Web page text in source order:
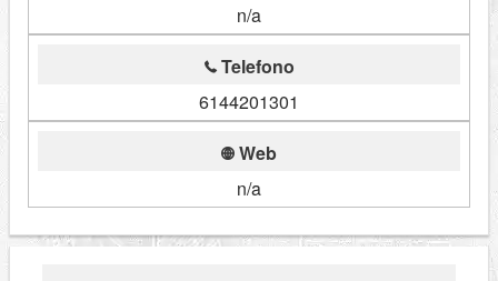
n/a
Telefono
6144201301
Web
n/a